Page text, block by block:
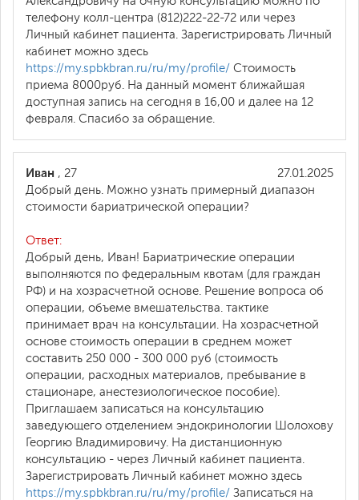
телефону колл-центра (812)222-22-72 или через
Личный кабинет пациента. Зарегистрировать Личный
кабинет можно здесь
https://my.spbkbran.ru/ru/my/profile/ Стоимость
приема 8000руб. На данный момент ближайшая
доступная запись на сегодня в 16,00 и далее на 12
февраля. Спасибо за обращение.
27.01.2025
Иван , 27
Добрый день. Можно узнать примерный диапазон
стоимости бариатрической операции?
Ответ:
Добрый день, Иван! Бариатрические операции
выполняются по федеральным квотам (для граждан
РФ) и на хозрасчетной основе. Решение вопроса об
операции, объеме вмешательства. тактике
принимает врач на консультации. На хозрасчетной
основе стоимость операции в среднем может
составить 250 000 - 300 000 руб (стоимость
операции, расходных материалов, пребывание в
стационаре, анестезиологическое пособие).
Приглашаем записаться на консультацию
заведующего отделением эндокринологии Шолохову
Георгию Владимировичу. На дистанционную
консультацию - через Личный кабинет пациента.
Зарегистрировать Личный кабинет можно здесь
https://my.spbkbran.ru/ru/my/profile/ Записаться на